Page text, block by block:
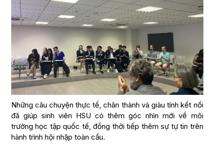
Những câu chuyện thực tế, chân thành và giàu tính kết nối
đã giúp sinh viên HSU có thêm góc nhìn mới về môi
trường học tập quốc tế, đồng thời tiếp thêm sự tự tin trên
hành trình hội nhập toàn cầu.